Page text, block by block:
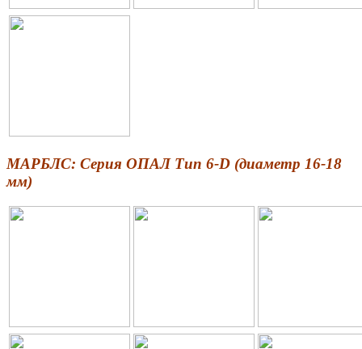
МАРБЛС: Серия ОПАЛ Тип 6-D (диаметр 16-18
мм)